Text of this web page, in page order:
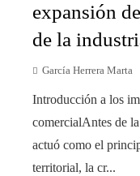
expansión
de la
García Herrera Marta
Introducción a los
comercialAntes de
actuó como el
territorial, la cr...